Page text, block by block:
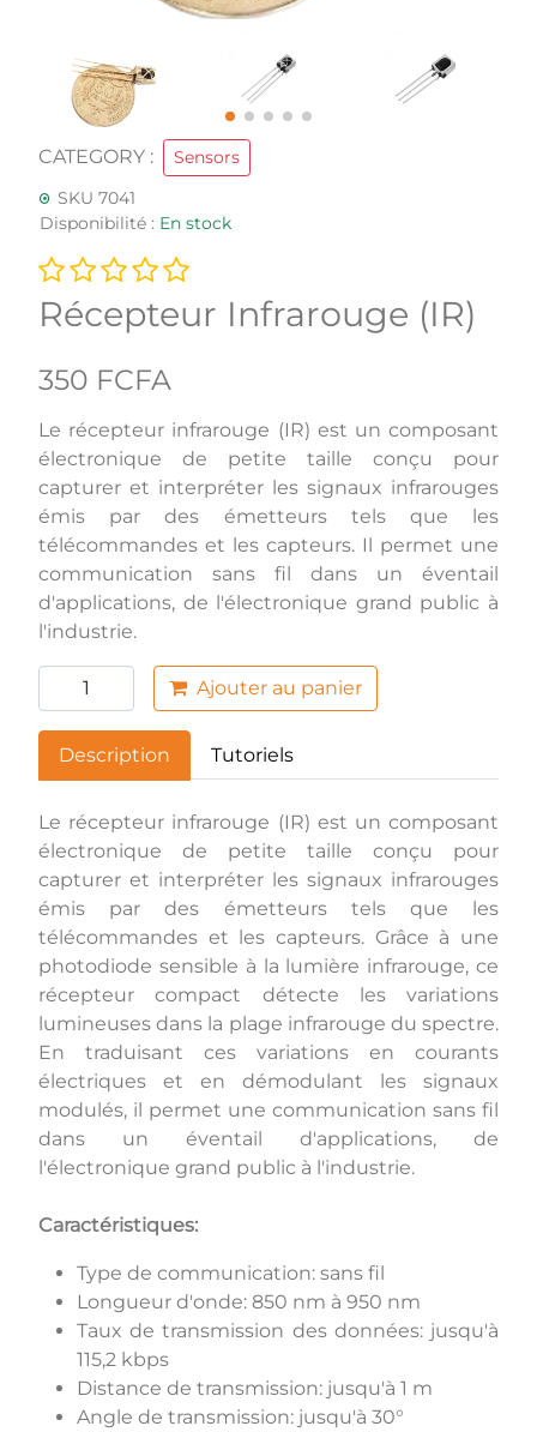
CATEGORY :
Sensors
SKU 7041
Disponibilité : En stock
Récepteur Infrarouge (IR)
350 FCFA
Le récepteur infrarouge (IR) est un composant
électronique de petite taille conçu pour
capturer et interpréter les signaux infrarouges
émis par des émetteurs tels que les
télécommandes et les capteurs. Il permet une
communication sans fil dans un éventail
d'applications, de l'électronique grand public à
l'industrie.
Ajouter au panier
Description Tutoriels
Le récepteur infrarouge (IR) est un composant
électronique de petite taille conçu pour
capturer et interpréter les signaux infrarouges
émis par des émetteurs tels que les
télécommandes et les capteurs. Grâce à une
photodiode sensible à la lumière infrarouge, ce
récepteur compact détecte les variations
lumineuses dans la plage infrarouge du spectre.
En traduisant ces variations en courants
électriques et en démodulant les signaux
modulés, il permet une communication sans fil
dans un éventail d'applications, de
l'électronique grand public à l'industrie.
Caractéristiques:
Type de communication: sans fil
Longueur d'onde: 850 nm à 950 nm
Taux de transmission des données: jusqu'à
115,2 kbps
Distance de transmission: jusqu'à 1 m
Angle de transmission: jusqu'à 30°